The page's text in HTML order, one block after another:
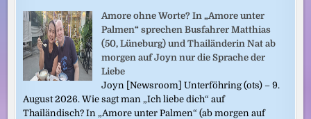
Amore ohne Worte? In „Amore unter
Palmen“ sprechen Busfahrer Matthias
(50, Lüneburg) und Thailänderin Nat ab
morgen auf Joyn nur die Sprache der
Liebe
Joyn [Newsroom] Unterföhring (ots) – 9.
August 2026. Wie sagt man „Ich liebe dich“ auf
Thailändisch? In „Amore unter Palmen“ (ab morgen auf